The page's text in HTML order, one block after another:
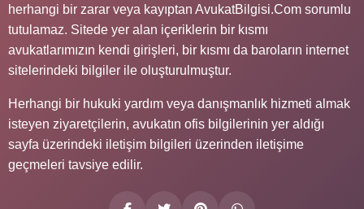
herhangi bir zarar veya kayıptan AvukatBilgisi.Com sorumlu
tutulamaz. Sitede yer alan içeriklerin bir kısmı
avukatlarımızın kendi girişleri, bir kısmı da baroların internet
sitelerindeki bilgiler ile oluşturulmuştur.
Herhangi bir hukuki yardım veya danışmanlık hizmeti almak
isteyen ziyaretçilerin, avukatın ofis bilgilerinin yer aldığı
sayfa üzerindeki iletişim bilgileri üzerinden iletişime
geçmeleri tavsiye edilir.